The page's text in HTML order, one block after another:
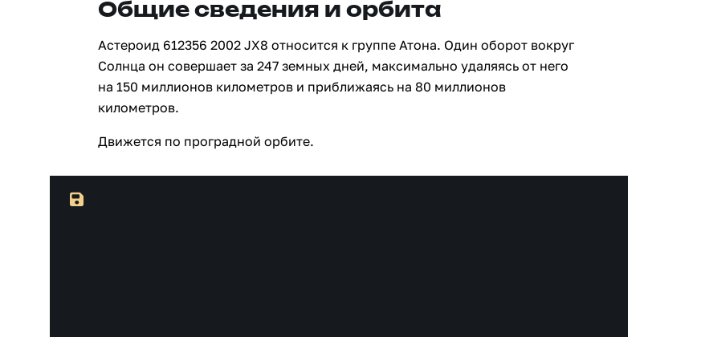
Общие сведения и орбита
Астероид 612356 2002 JX8 относится к группе Атона. Один оборот вокруг
Солнца он совершает за 247 земных дней, максимально удаляясь от него
на 150 миллионов километров и приближаясь на 80 миллионов
километров.
Движется по проградной орбите.